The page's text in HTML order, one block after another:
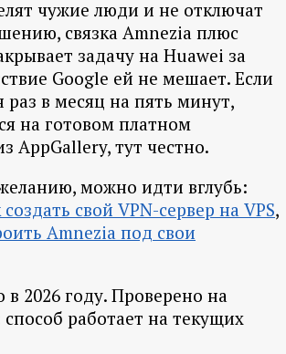
чужие люди и не отключат
связка Amnezia плюс
задачу на Huawei за
Google ей не мешает. Если
в месяц на пять минут,
на готовом платном
AppGallery, тут честно.
можно идти вглубь:
создать свой VPN-сервер на VPS,
Amnezia под свои
в 2026 году. Проверено на
способ работает на текущих